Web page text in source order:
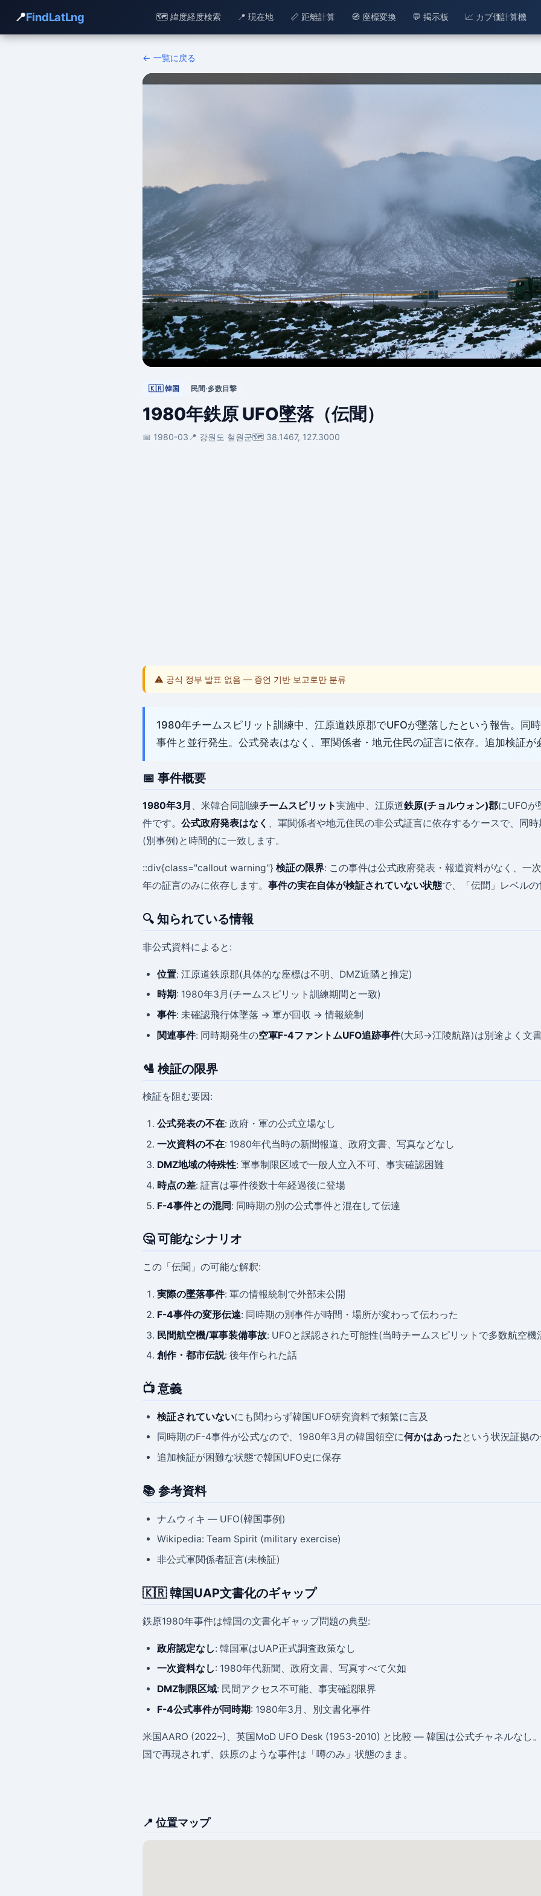
📍FindLatLng 🗺️ 緯度経度検索 📍 現在地 📏 距離計算 🧭 座標変換 💬 掲示板 📈 カブ価計算機
← 一覧に戻る
🇰🇷 韓国 民間·多数目撃
1980年鉄原 UFO墜落（伝聞）
📅 1980-03 📍 강원도 철원군🗺️ 38.1467, 127.3000
⚠️ 공식 정부 발표 없음 — 증언 기반 보고로만 분류
1980年チームスピリット訓練中、江原道鉄原郡でUFOが墜落したという報告。同
事件と並行発生。公式発表はなく、軍関係者・地元住民の証言に依存。追加検証が
📅 事件概要
1980年3月 、米韓合同訓練チームスピリット実施中、江原道鉄原(チョルウォン)郡にUFOが
件です。 公式政府発表はなく 、軍関係者や地元住民の非公式証言に依存するケースで、同時
(別事例)と時間的に一致します。
::div{class="callout warning"} 検証の限界: この事件は公式政府発表・報道資料がなく、一
年の証言のみに依存します。 事件の実在自体が検証されていない状態で、「伝聞」レベル
🔍 知られている情報
非公式資料によると:
位置: 江原道鉄原郡(具体的な座標は不明、DMZ近隣と推定)
時期: 1980年3月(チームスピリット訓練期間と一致)
事件: 未確認飛行体墜落 → 軍が回収 → 情報統制
関連事件: 同時期発生の空軍F-4ファントムUFO追跡事件(大邱→江陵航路)は別途よく文
🛂 検証の限界
検証を阻む要因:
公式発表の不在: 政府・軍の公式立場なし
一次資料の不在: 1980年代当時の新聞報道、政府文書、写真などなし
DMZ地域の特殊性: 軍事制限区域で一般人立入不可、事実確認困難
時点の差: 証言は事件後数十年経過後に登場
F-4事件との混同: 同時期の別の公式事件と混在して伝達
🤔 可能なシナリオ
この「伝聞」の可能な解釈:
実際の墜落事件: 軍の情報統制で外部未公開
F-4事件の変形伝達: 同時期の別事件が時間・場所が変わって伝わった
民間航空機/軍事装備事故: UFOと誤認された可能性(当時チームスピリットで多数航空機
創作・都市伝説: 後年作られた話
📺 意義
検証されていないにも関わらず韓国UFO研究資料で頻繁に言及
同時期のF-4事件が公式なので、1980年3月の韓国領空に何かはあったという状況証拠
追加検証が困難な状態で韓国UFO史に保存
📚 参考資料
ナムウィキ — UFO(韓国事例)
Wikipedia: Team Spirit (military exercise)
非公式軍関係者証言(未検証)
🇰🇷 韓国UAP文書化のギャップ
鉄原1980年事件は韓国の文書化ギャップ問題の典型:
政府認定なし: 韓国軍はUAP正式調査政策なし
一次資料なし: 1980年代新聞、政府文書、写真すべて欠如
DMZ制限区域: 民間アクセス不可能、事実確認限界
F-4公式事件が同時期: 1980年3月、別文書化事件
米国AARO (2022~)、英国MoD UFO Desk (1953-2010) と比較 — 韓国は公式チャネルなし
国で再現されず、鉄原のような事件は「噂のみ」状態のまま。
📍 位置マップ